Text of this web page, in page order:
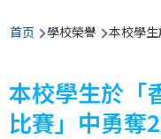
面
包
屑
首页 學校榮譽 本校學生
本校學生於「
比賽」中勇奪